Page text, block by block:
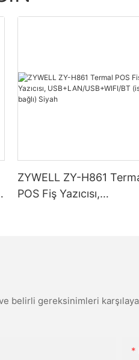
ZYWELL ZY-H861
POS Fiş Yazıcısı,
belirli gereksinimleri